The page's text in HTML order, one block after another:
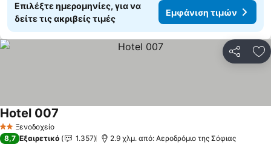
Επιλέξτε ημερομηνίες, για να
δείτε τις ακριβείς τιμές
Εμφάνιση τιμών
2 ΑστέριαΞενοδοχείο
Hotel 007
8,7 Εξαιρετικό 1.357 2.9 χλμ. από: Αεροδρόμιο της Σόφιας